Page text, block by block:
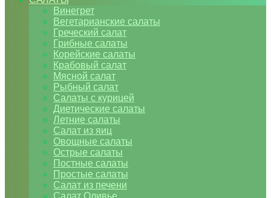
Винегрет
Вегетарианские салаты
Греческий салат
Грибные салаты
Корейские салаты
Крабовый салат
Мясной салат
Рыбный салат
Салаты с курицей
Диетические салаты
Летние салаты
Салат из яиц
Овощные салаты
Острые салаты
Постные салаты
Простые салаты
Салат из печени
Салат Оливье